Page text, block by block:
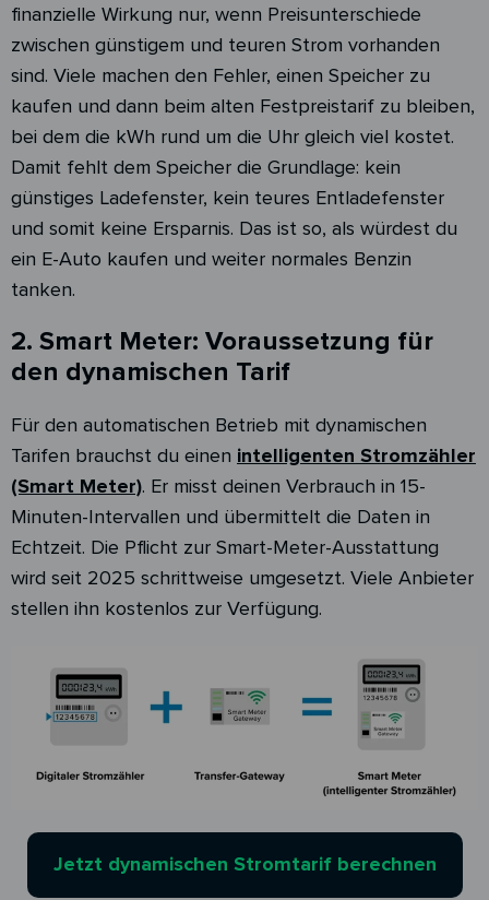
finanzielle Wirkung nur, wenn Preisunterschiede
zwischen günstigem und teuren Strom vorhanden
sind. Viele machen den Fehler, einen Speicher zu
kaufen und dann beim alten Festpreistarif zu bleiben,
bei dem die kWh rund um die Uhr gleich viel kostet.
Damit fehlt dem Speicher die Grundlage: kein
günstiges Ladefenster, kein teures Entladefenster
und somit keine Ersparnis. Das ist so, als würdest du
ein E-Auto kaufen und weiter normales Benzin
tanken.
2. Smart Meter: Voraussetzung für
den dynamischen Tarif
Für den automatischen Betrieb mit dynamischen
Tarifen brauchst du einen intelligenten Stromzähler
(Smart Meter). Er misst deinen Verbrauch in 15-
Minuten-Intervallen und übermittelt die Daten in
Echtzeit. Die Pflicht zur Smart-Meter-Ausstattung
wird seit 2025 schrittweise umgesetzt. Viele Anbieter
stellen ihn kostenlos zur Verfügung.
Jetzt dynamischen Stromtarif berechnen